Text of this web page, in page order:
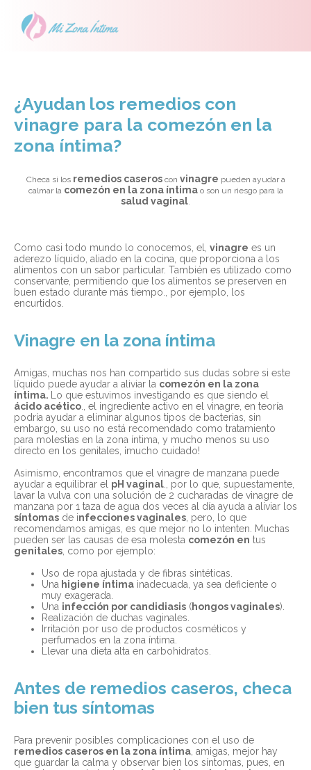
¿Ayudan los remedios con
vinagre para la comezón en la
zona íntima?
Checa si los remedios caseroscon vinagre pueden ayudar a
calmar la comezón en la zona íntimao son un riesgo para la
salud vaginal.
Como casi todo mundo lo conocemos, el, vinagre es un
aderezo líquido, aliado en la cocina, que proporciona a los
alimentos con un sabor particular. También es utilizado como
conservante, permitiendo que los alimentos se preserven en
buen estado durante más tiempo., por ejemplo, los
encurtidos.
Vinagre en la zona íntima
Amigas, muchas nos han compartido sus dudas sobre si este
líquido puede ayudar a aliviar la comezón en la zona
íntima. Lo que estuvimos investigando es que siendo el
ácido acético., el ingrediente activo en el vinagre, en teoría
podría ayudar a eliminar algunos tipos de bacterias, sin
embargo, su uso no está recomendado como tratamiento
para molestias en la zona íntima, y mucho menos su uso
directo en los genitales, ¡mucho cuidado!
Asimismo, encontramos que el vinagre de manzana puede
ayudar a equilibrar el pH vaginal., por lo que, supuestamente,
lavar la vulva con una solución de 2 cucharadas de vinagre de
manzana por 1 taza de agua dos veces al día ayuda a aliviar los
síntomas de infecciones vaginales, pero, lo que
recomendamos amigas, es que mejor no lo intenten. Muchas
pueden ser las causas de esa molesta comezón en tus
genitales, como por ejemplo:
Uso de ropa ajustada y de fibras sintéticas.
Una higiene íntima inadecuada, ya sea deficiente o
muy exagerada.
Una infección por candidiasis (hongos vaginales).
Realización de duchas vaginales.
Irritación por uso de productos cosméticos y
perfumados en la zona íntima.
Llevar una dieta alta en carbohidratos.
Antes de remedios caseros, checa
bien tus síntomas
Para prevenir posibles complicaciones con el uso de
remedios caseros en la zona íntima, amigas, mejor hay
que guardar la calma y observar bien los síntomas, pues, en